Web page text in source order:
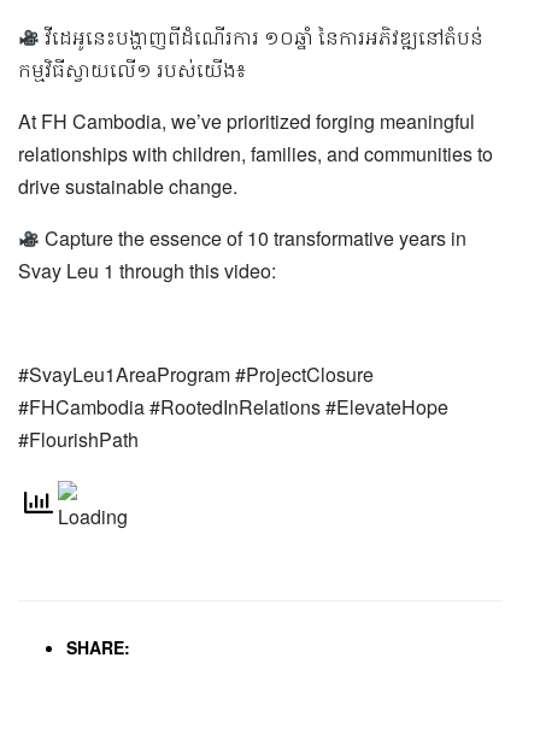
វីដេអូនេះបង្ហាញពីដំណើរការ ១០ឆ្នាំ នៃការអភិវឌ្ឍនៅតំបន់
កម្មវិធីស្វាយលើ១ របស់យើង៖
At FH Cambodia, we’ve prioritized forging meaningful
relationships with children, families, and communities to
drive sustainable change.
Capture the essence of 10 transformative years in
Svay Leu 1 through this video:
#SvayLeu1AreaProgram #ProjectClosure
#FHCambodia #RootedInRelations #ElevateHope
#FlourishPath
SHARE: